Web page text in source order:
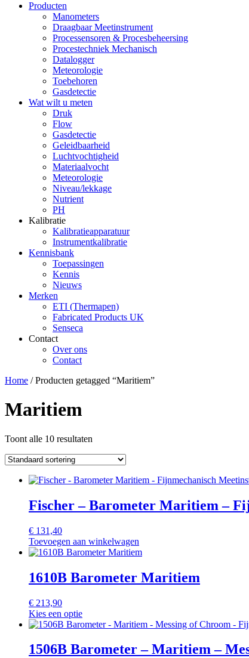
Producten
Manometers
Draagbaar Meetinstrument
Processensoren & Procesbeheersing
Procestechniek Mechanisch
Datalogger
Meteorologie
Toebehoren
Gasdetectie
Wat wilt u meten
Druk
Flow
Gasdetectie
Geleidbaarheid
Luchtvochtigheid
Materiaalvocht
Meteorologie
Niveau/lekkage
Nutrient
PH
Kalibratie
Kalibratieapparatuur
Instrumentkalibratie
Kennisbank
Toepassingen
Kennis
Nieuws
Merken
ETI (Thermapen)
Fabricated Products UK
Senseca
Contact
Over ons
Contact
Home / Producten getagged “Maritiem”
Maritiem
Toont alle 10 resultaten
Fischer – Barometer Maritiem –
€ 131,40
Toevoegen aan winkelwagen
1610B Barometer Maritiem
€ 213,90
Kies een optie
1506B Barometer – Maritiem –